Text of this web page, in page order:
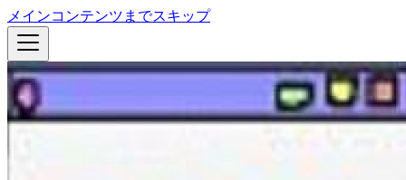
メインコンテンツまでスキップ